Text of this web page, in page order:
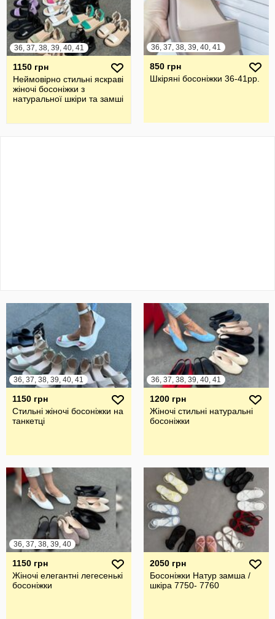
36, 37, 38, 39, 40, 41
1150 грн
Неймовірно стильні яскраві
жіночі босоніжки з
натуральної шкіри та замші
36, 37, 38, 39, 40, 41
850 грн
Шкіряні босоніжки 36-41рр.
36, 37, 38, 39, 40, 41
1150 грн
Стильні жіночі босоніжки на
танкетці
36, 37, 38, 39, 40, 41
1200 грн
Жіночі стильні натуральні
босоніжки
36, 37, 38, 39, 40
1150 грн
Жіночі елегантні легесенькі
босоніжки
2050 грн
Босоніжки Натур замша /
шкіра 7750- 7760